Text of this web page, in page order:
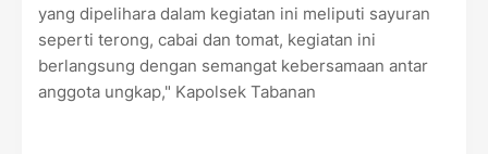
yang dipelihara dalam kegiatan ini meliputi sayuran
seperti terong, cabai dan tomat, kegiatan ini
berlangsung dengan semangat kebersamaan antar
anggota ungkap," Kapolsek Tabanan